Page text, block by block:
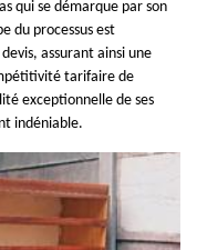
qui se démarque par son
du processus est
assurant ainsi une
tarifaire de
exceptionnelle de ses
indéniable.